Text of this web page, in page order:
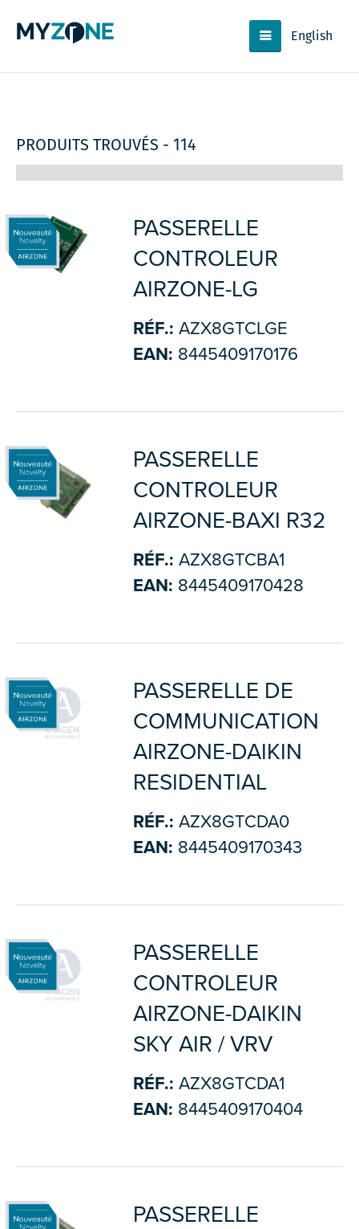
English
PRODUITS TROUVÉS - 114
PASSERELLE
CONTROLEUR
AIRZONE-LG
RÉF.: AZX8GTCLGE
EAN: 8445409170176
PASSERELLE
CONTROLEUR
AIRZONE-BAXI R32
RÉF.: AZX8GTCBA1
EAN: 8445409170428
PASSERELLE DE
COMMUNICATION
AIRZONE-DAIKIN
RESIDENTIAL
RÉF.: AZX8GTCDA0
EAN: 8445409170343
PASSERELLE
CONTROLEUR
AIRZONE-DAIKIN
SKY AIR / VRV
RÉF.: AZX8GTCDA1
EAN: 8445409170404
PASSERELLE